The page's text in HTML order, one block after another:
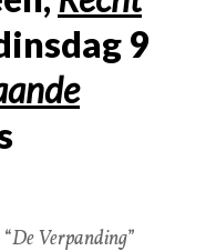
9
De Verpanding”